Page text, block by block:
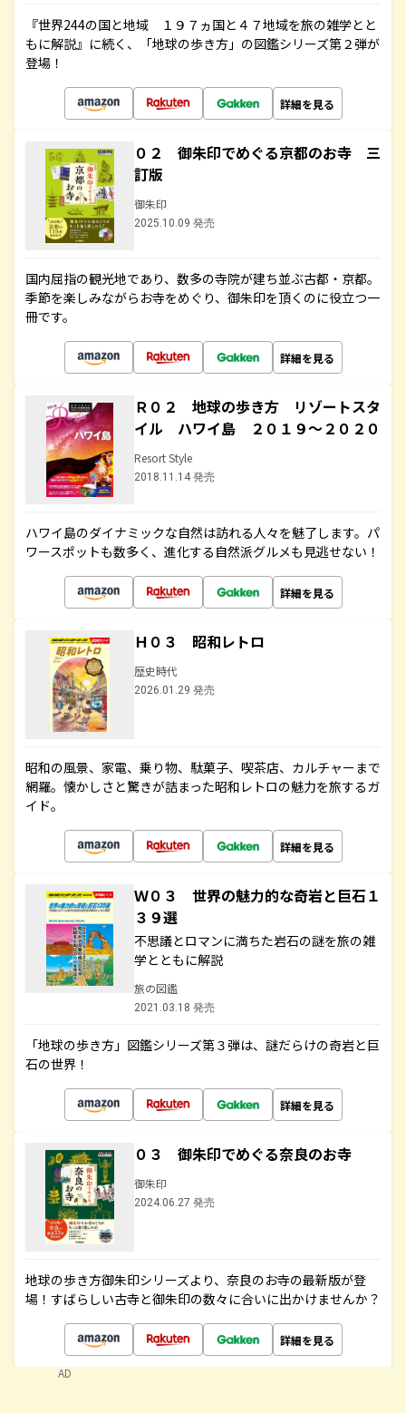
『世界244の国と地域 １９７ヵ国と４７地域を旅の雑学とと
もに解説』に続く、「地球の歩き方」の図鑑シリーズ第２弾が
登場！
詳細を見る
０２ 御朱印でめぐる京都のお寺 三
訂版
御朱印
2025.10.09 発売
国内屈指の観光地であり、数多の寺院が建ち並ぶ古都・京都。
季節を楽しみながらお寺をめぐり、御朱印を頂くのに役立つ一
冊です。
詳細を見る
Ｒ０２ 地球の歩き方 リゾートスタ
イル ハワイ島 ２０１９～２０２０
Resort Style
2018.11.14 発売
ハワイ島のダイナミックな自然は訪れる人々を魅了します。パ
ワースポットも数多く、進化する自然派グルメも見逃せない！
詳細を見る
Ｈ０３ 昭和レトロ
歴史時代
2026.01.29 発売
昭和の風景、家電、乗り物、駄菓子、喫茶店、カルチャーまで
網羅。懐かしさと驚きが詰まった昭和レトロの魅力を旅するガ
イド。
詳細を見る
Ｗ０３ 世界の魅力的な奇岩と巨石１
３９選
不思議とロマンに満ちた岩石の謎を旅の雑
学とともに解説
旅の図鑑
2021.03.18 発売
「地球の歩き方」図鑑シリーズ第３弾は、謎だらけの奇岩と巨
石の世界！
詳細を見る
０３ 御朱印でめぐる奈良のお寺
御朱印
2024.06.27 発売
地球の歩き方御朱印シリーズより、奈良のお寺の最新版が登
場！すばらしい古寺と御朱印の数々に合いに出かけませんか？
詳細を見る
AD